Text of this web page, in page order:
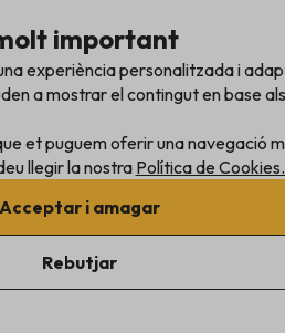
important
experiència personalitzada i
a mostrar el contingut en base
et puguem oferir una navegació
llegir la nostra Política de Cookies.
Acceptar i amagar
Rebutjar
o banyera